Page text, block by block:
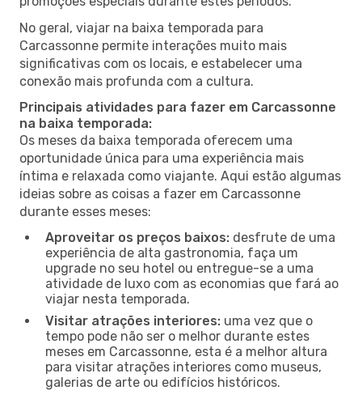
No geral, viajar na baixa temporada para
Carcassonne permite interações muito mais
significativas com os locais, e estabelecer uma
conexão mais profunda com a cultura.
Principais atividades para fazer em Carcassonne
na baixa temporada:
Os meses da baixa temporada oferecem uma
oportunidade única para uma experiência mais
íntima e relaxada como viajante. Aqui estão algumas
ideias sobre as coisas a fazer em Carcassonne
durante esses meses:
Aproveitar os preços baixos: desfrute de uma
experiência de alta gastronomia, faça um
upgrade no seu hotel ou entregue-se a uma
atividade de luxo com as economias que fará ao
viajar nesta temporada.
Visitar atrações interiores: uma vez que o
tempo pode não ser o melhor durante estes
meses em Carcassonne, esta é a melhor altura
para visitar atrações interiores como museus,
galerias de arte ou edifícios históricos.